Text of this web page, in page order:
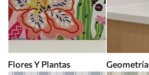
Flores Y Plantas Geometría